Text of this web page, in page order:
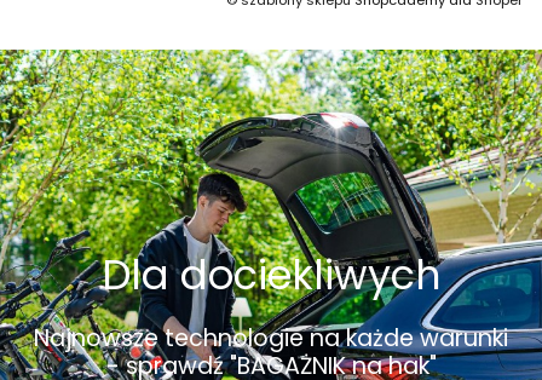
Dla dociekliwych
Najnowsze technologie na każde warunki
- sprawdź "BAGAŻNIK na hak"